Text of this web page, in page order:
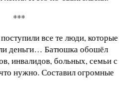
***
все те люди, которые
деньги… Батюшка обошёл
инвалидов, больных, семьи с
нужно. Составил огромные